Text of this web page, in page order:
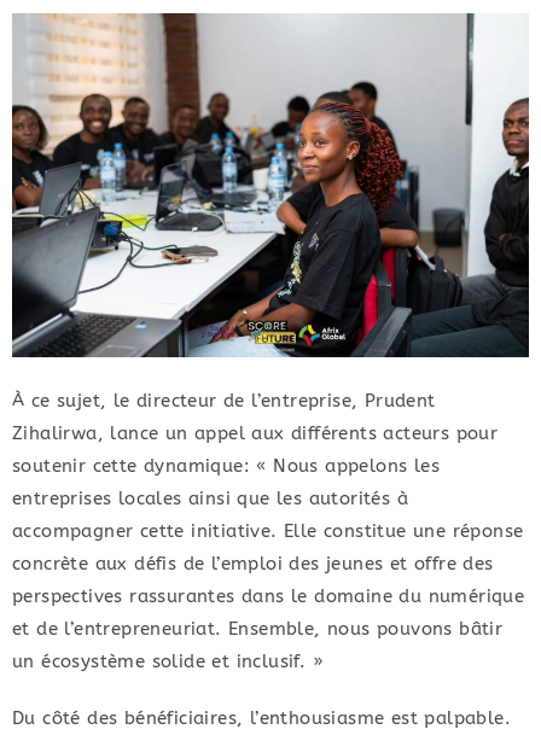
À ce sujet, le directeur de l’entreprise, Prudent
Zihalirwa, lance un appel aux différents acteurs pour
soutenir cette dynamique: « Nous appelons les
entreprises locales ainsi que les autorités à
accompagner cette initiative. Elle constitue une réponse
concrète aux défis de l’emploi des jeunes et offre des
perspectives rassurantes dans le domaine du numérique
et de l’entrepreneuriat. Ensemble, nous pouvons bâtir
un écosystème solide et inclusif. »
Du côté des bénéficiaires, l’enthousiasme est palpable.